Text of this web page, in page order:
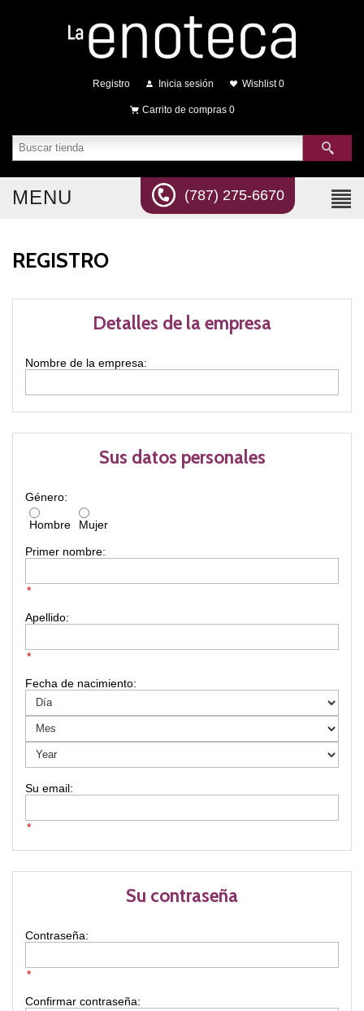
Registro Inicia sesión Wishlist 0
Carrito de compras 0
(787) 275-6670
MENU
REGISTRO
Sus datos personales
Género:
Hombre Mujer
Primer nombre:
*
Apellido:
*
Fecha de nacimiento:
*
Detalles de la empresa
Nombre de la empresa:
Su contraseña
Contraseña:
*
Confirmar contraseña: